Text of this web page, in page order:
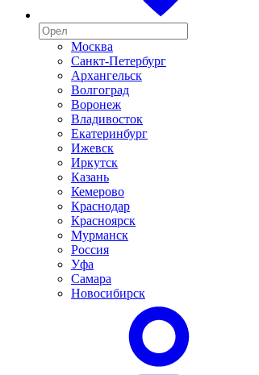
Москва
Санкт-Петербург
Архангельск
Волгоград
Воронеж
Владивосток
Екатеринбург
Ижевск
Иркутск
Казань
Кемерово
Краснодар
Красноярск
Мурманск
Россия
Уфа
Самара
Новосибирск